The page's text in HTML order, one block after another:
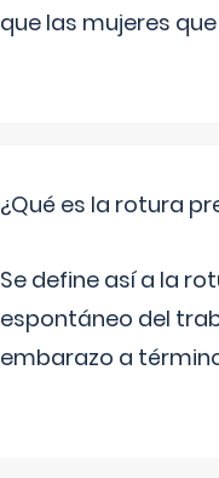
que las mujeres
¿Qué es la rotura
Se define así a la
espontáneo del
embarazo a